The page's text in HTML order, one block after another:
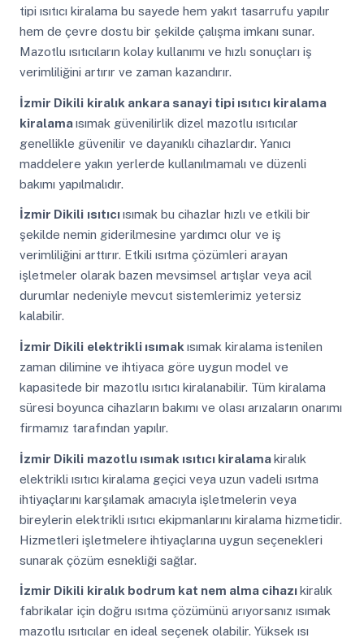
tipi ısıtıcı kiralama bu sayede hem yakıt tasarrufu yapılır
hem de çevre dostu bir şekilde çalışma imkanı sunar.
Mazotlu ısıtıcıların kolay kullanımı ve hızlı sonuçları iş
verimliliğini artırır ve zaman kazandırır.
İzmir Dikili kiralık ankara sanayi tipi ısıtıcı kiralama
kiralamaısımak güvenilirlik dizel mazotlu ısıtıcılar
genellikle güvenilir ve dayanıklı cihazlardır. Yanıcı
maddelere yakın yerlerde kullanılmamalı ve düzenli
bakımı yapılmalıdır.
İzmir Dikili ısıtıcıısımak bu cihazlar hızlı ve etkili bir
şekilde nemin giderilmesine yardımcı olur ve iş
verimliliğini arttırır. Etkili ısıtma çözümleri arayan
işletmeler olarak bazen mevsimsel artışlar veya acil
durumlar nedeniyle mevcut sistemlerimiz yetersiz
kalabilir.
İzmir Dikili elektrikli ısımak ısımak kiralama istenilen
zaman dilimine ve ihtiyaca göre uygun model ve
kapasitede bir mazotlu ısıtıcı kiralanabilir. Tüm kiralama
süresi boyunca cihazların bakımı ve olası arızaların onarımı
firmamız tarafından yapılır.
İzmir Dikili mazotlu ısımak ısıtıcı kiralamakiralık
elektrikli ısıtıcı kiralama geçici veya uzun vadeli ısıtma
ihtiyaçlarını karşılamak amacıyla işletmelerin veya
bireylerin elektrikli ısıtıcı ekipmanlarını kiralama hizmetidir.
Hizmetleri işletmelere ihtiyaçlarına uygun seçenekleri
sunarak çözüm esnekliği sağlar.
İzmir Dikili kiralık bodrum kat nem alma cihazıkiralık
fabrikalar için doğru ısıtma çözümünü arıyorsanız ısımak
mazotlu ısıtıcılar en ideal seçenek olabilir. Yüksek ısı